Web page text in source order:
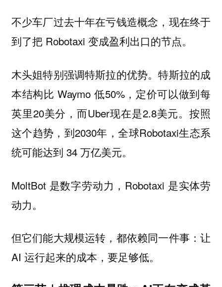
不少车厂过去十年在亏钱造概念，现在终于
到了把 Robotaxi 变成盈利出口的节点。
木头姐特别强调特斯拉的优势。特斯拉的成
本结构比 Waymo 低50%，定价可以做到每
英里20美分，而Uber现在是2.8美元。按照
这个趋势，到2030年，全球Robotaxi生态系
统可能达到 34 万亿美元。
MoltBot 是数字劳动力，Robotaxi 是实体劳
动力。
但它们能大规模运转，都依赖同一件事：让
AI 运行起来的成本，要足够低。